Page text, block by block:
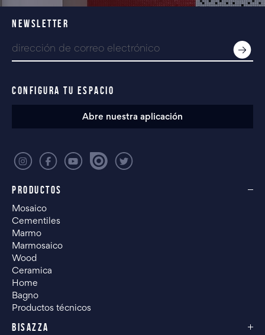
PRODUCTOS
Mosaico
Cementiles
Marmo
Marmosaico
Wood
Ceramica
Home
Bagno
Productos técnicos
BISAZZA
NEWSLETTER
CONFIGURA TU ESPACIO
Abre nuestra aplicación